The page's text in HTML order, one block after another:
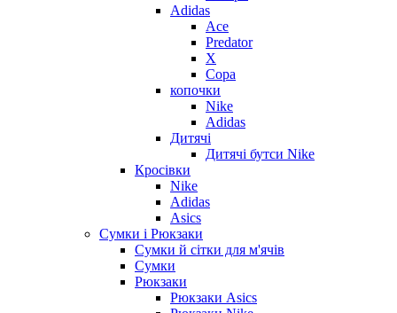
Adidas
Ace
Predator
X
Copa
копочки
Nike
Adidas
Дитячі
Дитячі бутси Nike
Кросівки
Nike
Adidas
Asics
Сумки і Рюкзаки
Сумки й сітки для м'ячів
Сумки
Рюкзаки
Рюкзаки Asics